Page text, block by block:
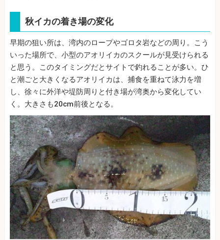
秋イカの着き場の変化
早期の狙い所は、湾内のロープやゴロタ岩などの周り。こう
いった場所で、小型のアオリイカのスクールが見受けられる
と思う。このタイミングだとサイトで釣れることが多い。ひ
と潮ごと大きくなるアオリイカは、捕食を重ねて泳力を増
し、徐々に外洋や堤防周りと付き場が湾奥から変化してい
く。大きさも20cm前後となる。